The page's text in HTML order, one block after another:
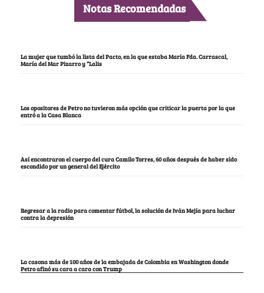
Notas Recomendadas
La mujer que tumbó la lista del Pacto, en la que estaba María Fda. Carrascal,
María del Mar Pizarro y “Lalis
Los opositores de Petro no tuvieron más opción que criticar la puerta por la que
entró a la Casa Blanca
Así encontraron el cuerpo del cura Camilo Torres, 60 años después de haber sido
escondido por un general del Ejército
Regresar a la radio para comentar fútbol, la solución de Iván Mejía para luchar
contra la depresión
La casona más de 100 años de la embajada de Colombia en Washington donde
Petro afinó su cara a cara con Trump